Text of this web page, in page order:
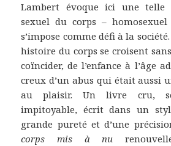
Lambert évoque ici une telle
sexuel du corps – homosexuel
s’impose comme défi à la
histoire du corps se croisent
coïncider, de l’enfance à l’âge
creux d’un abus qui était aussi
au plaisir. Un livre cru,
impitoyable, écrit dans un
grande pureté et d’une
corps mis à nu